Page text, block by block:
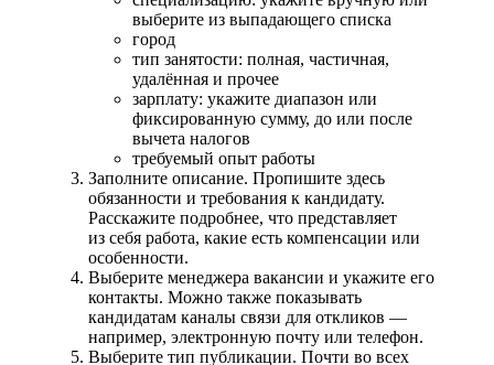
выберите из выпадающего списка
город
тип занятости: полная, частичная,
удалённая и прочее
зарплату: укажите диапазон или
фиксированную сумму, до или после
вычета налогов
требуемый опыт работы
Заполните описание. Пропишите здесь
обязанности и требования к кандидату.
Расскажите подробнее, что представляет
из себя работа, какие есть компенсации или
особенности.
Выберите менеджера вакансии и укажите его
контакты. Можно также показывать
кандидатам каналы связи для откликов —
например, электронную почту или телефон.
Выберите тип публикации. Почти во всех